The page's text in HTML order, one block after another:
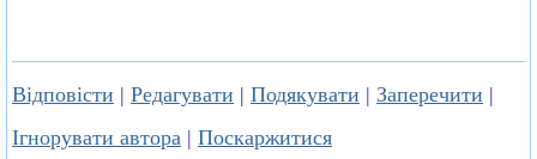
Відповісти | Редагувати | Подякувати | Заперечити |
Ігнорувати автора | Поскаржитися